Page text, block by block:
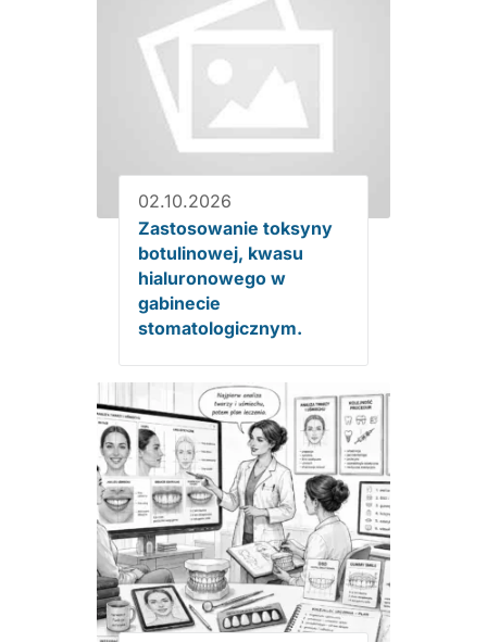
02.10.2026
Zastosowanie toksyny
botulinowej, kwasu
hialuronowego w
gabinecie
stomatologicznym.